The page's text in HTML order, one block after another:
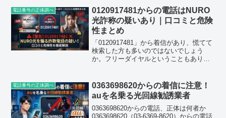
電話番号の正体調べ
0120917481からの電話はNURO
光詐称の疑いあり｜口コミと危険
性まとめ
「0120917481」から着信があり、慌てて
検索した方も多いのではないでしょう
か。フリーダイヤルということもあり企
様子がおかしいという声が目立ちます。
結論から言うと、...
電話番号の正体調べ
0363698620からの着信に注意！
auを名乗る光回線勧誘業者
0363698620からの電話、正体は何者か
0363698620（03-6369-8620）からの電話